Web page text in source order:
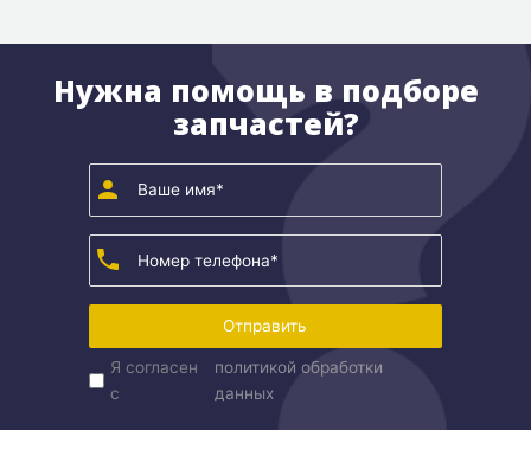
Нужна помощь в подборе
запчастей?
Отправить
Я согласен
с
политикой обработки
данных